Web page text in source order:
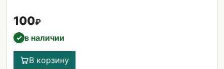
100₽
✓ в наличии
В корзину